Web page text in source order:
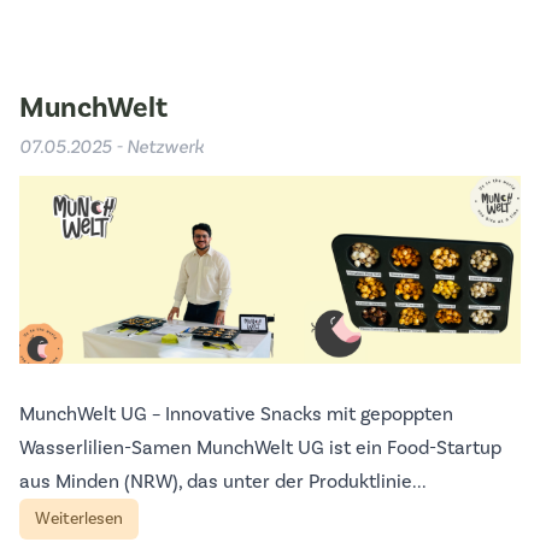
MunchWelt
07.05.2025 - Netzwerk
MunchWelt UG – Innovative Snacks mit gepoppten
Wasserlilien-Samen MunchWelt UG ist ein Food-Startup
aus Minden (NRW), das unter der Produktlinie...
Weiterlesen